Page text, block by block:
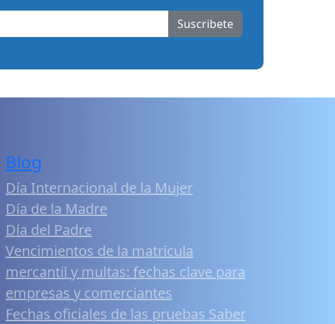
Suscribete
Blog
Día Internacional de la Mujer
Día de la Madre
Día del Padre
Vencimientos de la matrícula
mercantil y multas: fechas clave para
empresas y comerciantes
Fechas oficiales de las pruebas Saber